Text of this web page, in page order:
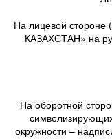
На лицевой
КАЗАХСТАН» на
На оборотной
окружности –